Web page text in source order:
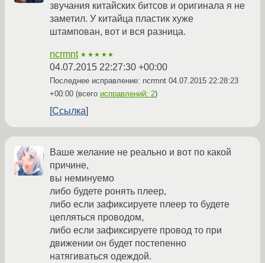
звучания китайских битсов и оригинала я не
заметил. У китайца пластик хуже
штампован, вот и вся разница.
ncrmnt ★★★★★
04.07.2015 22:27:30 +00:00
Последнее исправление: ncrmnt 04.07.2015 22:28:23
+00:00 (всего исправлений: 2)
Ссылка
Ваше желание не реально и вот по какой
причине,
вы неминуемо
либо будете ронять плеер,
либо если зафиксируете плеер то будете
цепляться проводом,
либо если зафиксируете провод то при
движении он будет постепенно
натягиваться одеждой.